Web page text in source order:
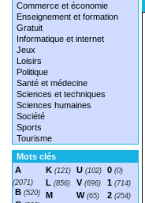
Commerce et économie
Enseignement et formation
Gratuit
Informatique et internet
Jeux
Loisirs
Politique
Santé et médecine
Sciences et techniques
Sciences humaines
Société
Sports
Tourisme
Mots clés
A
(2071)
B (520)
K (121)
L (856)
M
U (102)
V (696)
W (65)
0 (0)
1 (714)
2 (254)